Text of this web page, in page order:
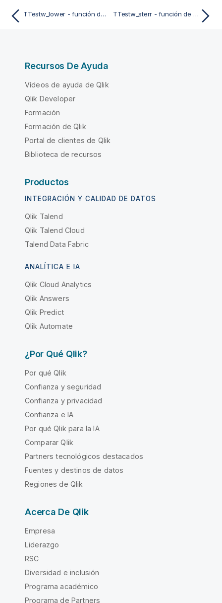
TTestw_lower - función de script y de gráfico TTestw_sterr - función de script y de gráfico
Recursos De Ayuda
Vídeos de ayuda de Qlik
Qlik Developer
Formación
Formación de Qlik
Portal de clientes de Qlik
Biblioteca de recursos
Productos
INTEGRACIÓN Y CALIDAD DE DATOS
Qlik Talend
Qlik Talend Cloud
Talend Data Fabric
ANALÍTICA E IA
Qlik Cloud Analytics
Qlik Answers
Qlik Predict
Qlik Automate
¿Por Qué Qlik?
Por qué Qlik
Confianza y seguridad
Confianza y privacidad
Confianza e IA
Por qué Qlik para la IA
Comparar Qlik
Partners tecnológicos destacados
Fuentes y destinos de datos
Regiones de Qlik
Acerca De Qlik
Empresa
Liderazgo
RSC
Diversidad e inclusión
Programa académico
Programa de Partners